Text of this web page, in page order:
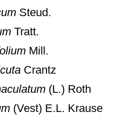
Steud.
Tratt.
Mill.
Crantz
(L.) Roth
(Vest) E.L. Krause